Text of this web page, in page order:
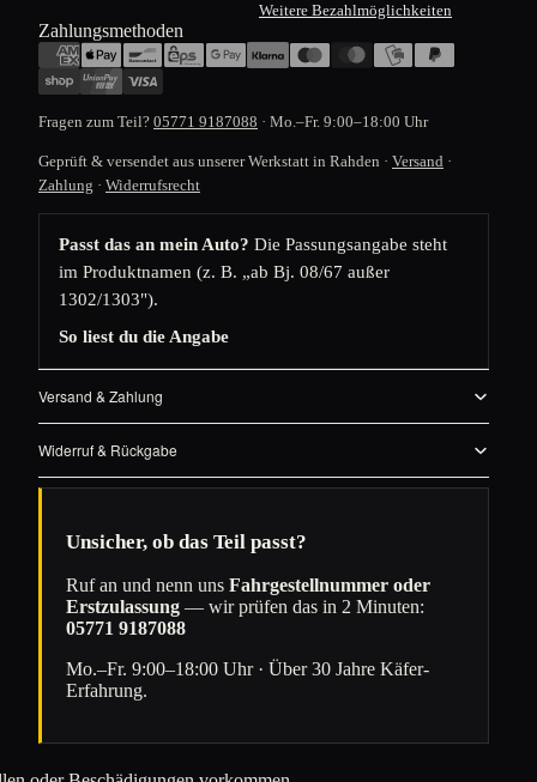
Weitere Bezahlmöglichkeiten
Zahlungsmethoden
Fragen zum Teil? 05771 9187088 · Mo.–Fr. 9:00–18:00 Uhr
Geprüft & versendet aus unserer Werkstatt in Rahden · Versand ·
Zahlung · Widerrufsrecht
Passt das an mein Auto? Die Passungsangabe steht
im Produktnamen (z. B. „ab Bj. 08/67 außer
1302/1303").
So liest du die Angabe
Versand & Zahlung
Widerruf & Rückgabe
Unsicher, ob das Teil passt?
Ruf an und nenn uns Fahrgestellnummer oder
Erstzulassung — wir prüfen das in 2 Minuten:
05771 9187088
Mo.–Fr. 9:00–18:00 Uhr · Über 30 Jahre Käfer-
Erfahrung.